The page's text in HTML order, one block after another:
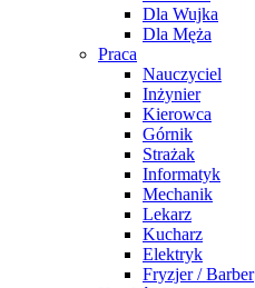
Dla Wujka
Dla Męża
Praca
Nauczyciel
Inżynier
Kierowca
Górnik
Strażak
Informatyk
Mechanik
Lekarz
Kucharz
Elektryk
Fryzjer / Barber